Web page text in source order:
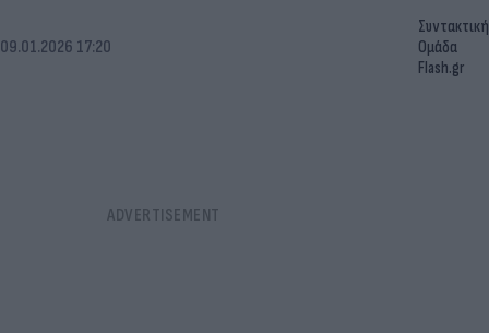
09.01.2026 17:20
Συντακτική
Ομάδα
Flash.gr